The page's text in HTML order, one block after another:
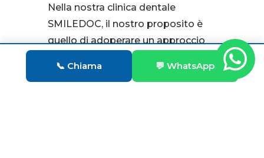
Nella nostra clinica dentale
SMILEDOC, il nostro proposito è
quello di adoperare un approccio
terapeutico il meno invasivo
possibile, ma funzionale all’arresto
📞 Chiama 💬 WhatsApp